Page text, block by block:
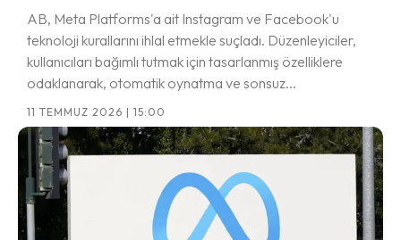
AB, Meta Platforms'a ait Instagram ve Facebook'u
teknoloji kurallarını ihlal etmekle suçladı. Düzenleyiciler,
kullanıcıları bağımlı tutmak için tasarlanmış özelliklere
odaklanarak, otomatik oynatma ve sonsuz...
11 TEMMUZ 2026 | 15:00